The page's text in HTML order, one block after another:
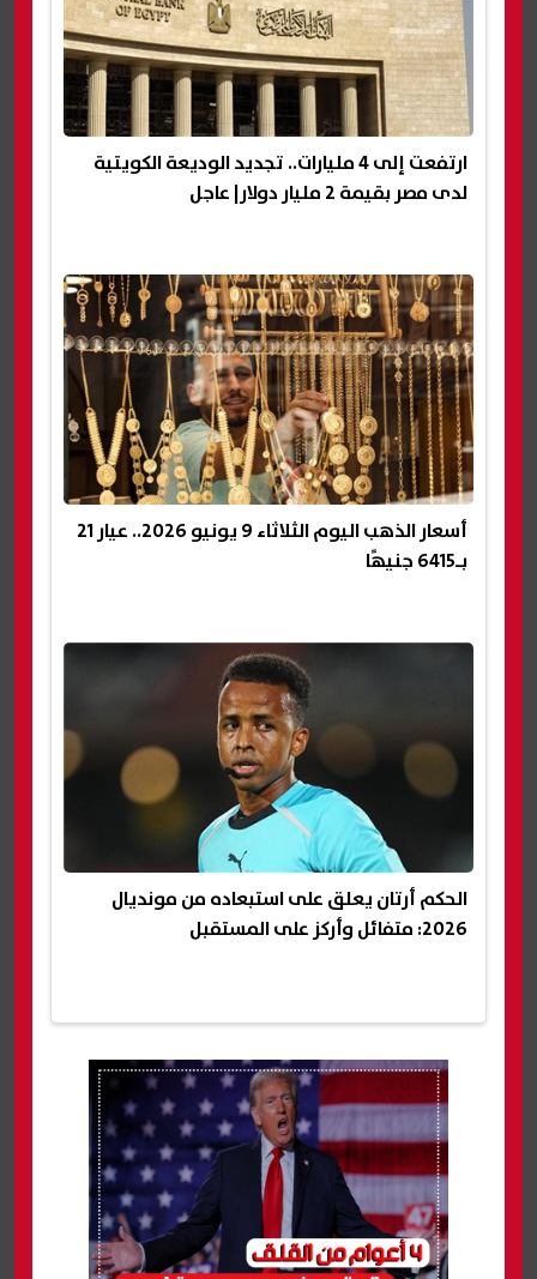
ارتفعت إلى 4 مليارات.. تجديد الوديعة الكويتية
لدى مصر بقيمة 2 مليار دولار| عاجل
أسعار الذهب اليوم الثلاثاء 9 يونيو 2026.. عيار 21
بـ6415 جنيهًا
الحكم أرتان يعلق على استبعاده من مونديال
2026: متفائل وأركز على المستقبل